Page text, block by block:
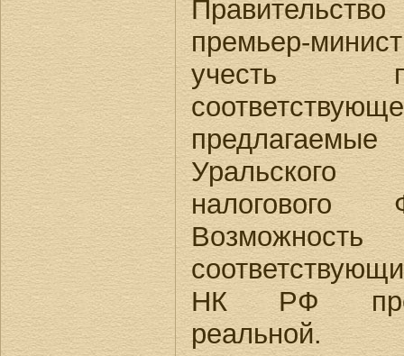
премьер-
учесть
Уральского
налогового
НК РФ
реальной.